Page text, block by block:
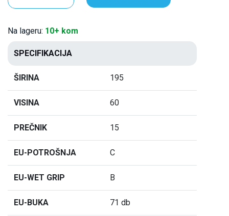
Na lageru: 10+ kom
SPECIFIKACIJA
ŠIRINA 195
VISINA 60
PREČNIK 15
EU-POTROŠNJA C
EU-WET GRIP B
EU-BUKA 71 db